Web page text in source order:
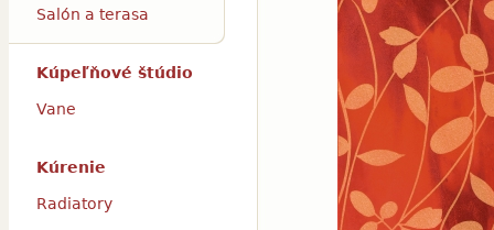
Salón a terasa
Kúpeľňové štúdio
Vane
Kúrenie
Radiatory